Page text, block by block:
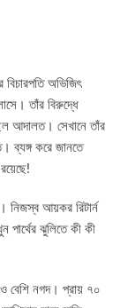
বিচারপতি অভিজিৎ
তাঁর বিরুদ্ধে
আদালত। সেখানে তাঁর
ব্যঙ্গ করে জানতে
নিজস্ব আয়কর রিটার্ন
পার্থের ঝুলিতে কী কী
বেশি নগদ। প্রায় ৭০